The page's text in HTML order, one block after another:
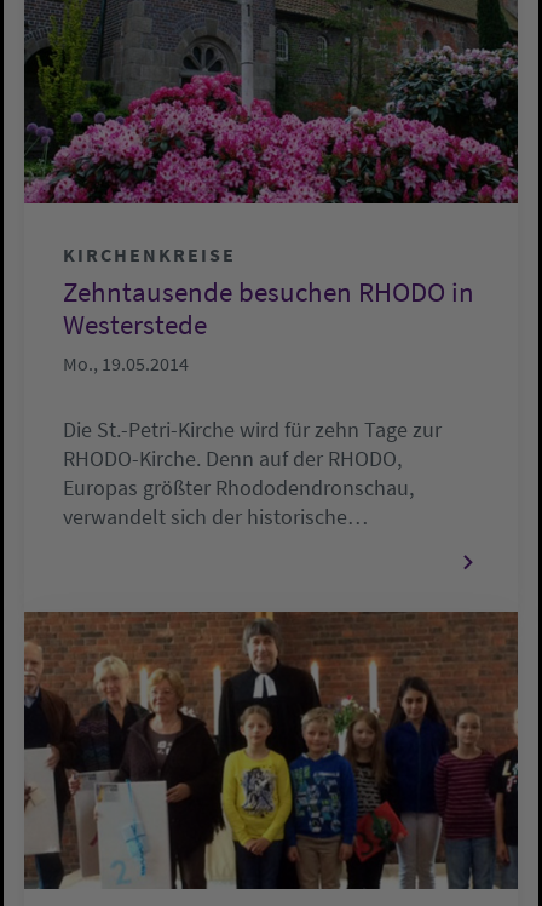
KIRCHENKREISE
Zehntausende besuchen RHODO in
Westerstede
Mo., 19.05.2014
Die St.-Petri-Kirche wird für zehn Tage zur
RHODO-Kirche. Denn auf der RHODO,
Europas größter Rhododendronschau,
verwandelt sich der historische…